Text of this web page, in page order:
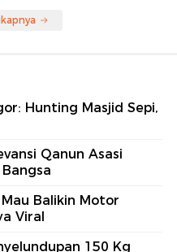
Hunting Masjid Sepi,
Qanun Asasi
Balikin Motor
Viral
150 Kg